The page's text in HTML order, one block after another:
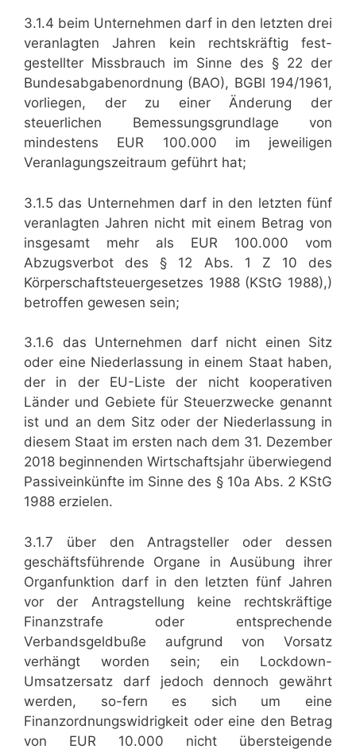
3.1.4 beim Unternehmen darf in den letzten drei
veranlagten Jahren kein rechtskräftig fest-
gestellter Missbrauch im Sinne des § 22 der
Bundesabgabenordnung (BAO), BGBl 194/1961,
vorliegen, der zu einer Änderung der
steuerlichen Bemessungsgrundlage von
mindestens EUR 100.000 im jeweiligen
Veranlagungszeitraum geführt hat;
3.1.5 das Unternehmen darf in den letzten fünf
veranlagten Jahren nicht mit einem Betrag von
insgesamt mehr als EUR 100.000 vom
Abzugsverbot des § 12 Abs. 1 Z 10 des
Körperschaftsteuergesetzes 1988 (KStG 1988),)
betroffen gewesen sein;
3.1.6 das Unternehmen darf nicht einen Sitz
oder eine Niederlassung in einem Staat haben,
der in der EU-Liste der nicht kooperativen
Länder und Gebiete für Steuerzwecke genannt
ist und an dem Sitz oder der Niederlassung in
diesem Staat im ersten nach dem 31. Dezember
2018 beginnenden Wirtschaftsjahr überwiegend
Passiveinkünfte im Sinne des § 10a Abs. 2 KStG
1988 erzielen.
3.1.7 über den Antragsteller oder dessen
geschäftsführende Organe in Ausübung ihrer
Organfunktion darf in den letzten fünf Jahren
vor der Antragstellung keine rechtskräftige
Finanzstrafe oder entsprechende
Verbandsgeldbuße aufgrund von Vorsatz
verhängt worden sein; ein Lockdown-
Umsatzersatz darf jedoch dennoch gewährt
werden, so-fern es sich um eine
Finanzordnungswidrigkeit oder eine den Betrag
von EUR 10.000 nicht übersteigende